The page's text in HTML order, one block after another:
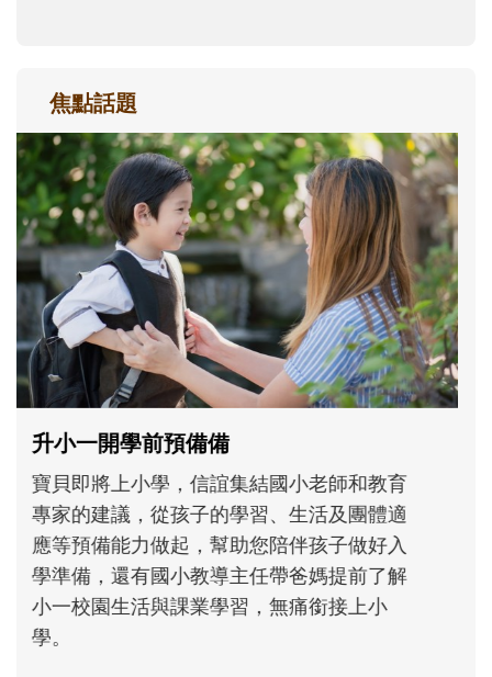
焦點話題
和孩子一起長大的那個男人│讀懂父親的
不同模樣
沒有人天生就擅長當爸爸！男人總是在一次
次「前所未有」的體驗中，跟著孩子一起長
大。從給予安全感的肢體遊戲，到獨立自
主、角色認同及解決問題的能力養成。爸爸
正嘗試用不同的模樣，參與孩子每個重要的